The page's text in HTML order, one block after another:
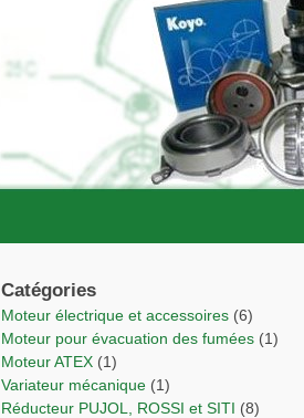
Catégories
Moteur électrique et accessoires (6)
Moteur pour évacuation des fumées (1)
Moteur ATEX (1)
Variateur mécanique (1)
Réducteur PUJOL, ROSSI et SITI (8)